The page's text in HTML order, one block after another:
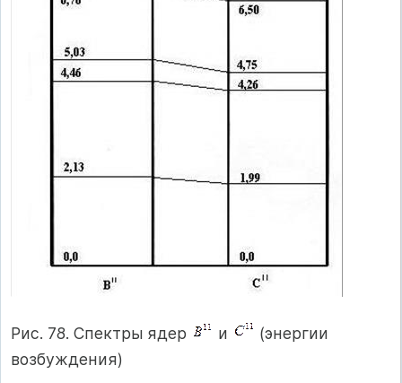
Рис. 78. Спектры ядер и
(энергии
возбуждения)